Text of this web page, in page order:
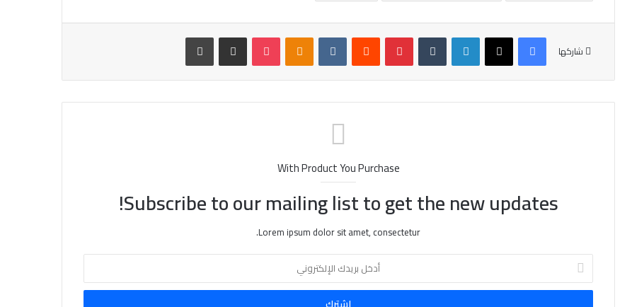
شاركها
فيسبوك لينكدإن بينتيريست بوكيت
With Product You Purchase
Subscribe to our mailing list to get the new updates!
Lorem ipsum dolor sit amet, consectetur.
خ